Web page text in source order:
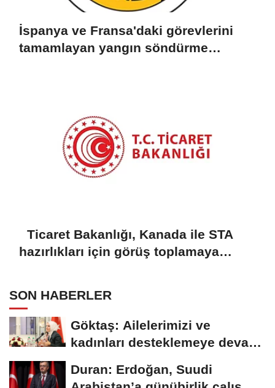
İspanya ve Fransa'daki görevlerini
tamamlayan yangın söndürme
Ticaret Bakanlığı, Kanada ile STA
hazırlıkları için görüş toplamaya
SON HABERLER
Göktaş: Ailelerimizi ve
kadınları desteklemeye devam
Duran: Erdoğan, Suudi